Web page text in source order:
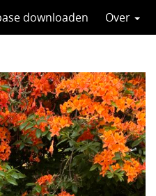
downloaden Over